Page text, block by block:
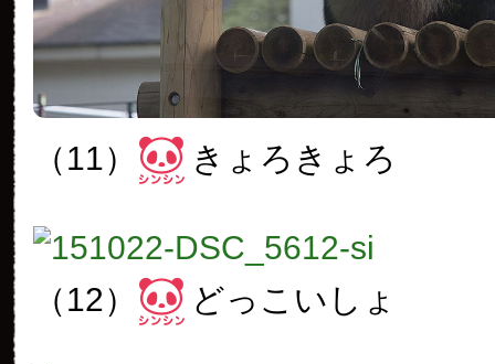
（11） きょろきょろ
（12） どっこいしょ